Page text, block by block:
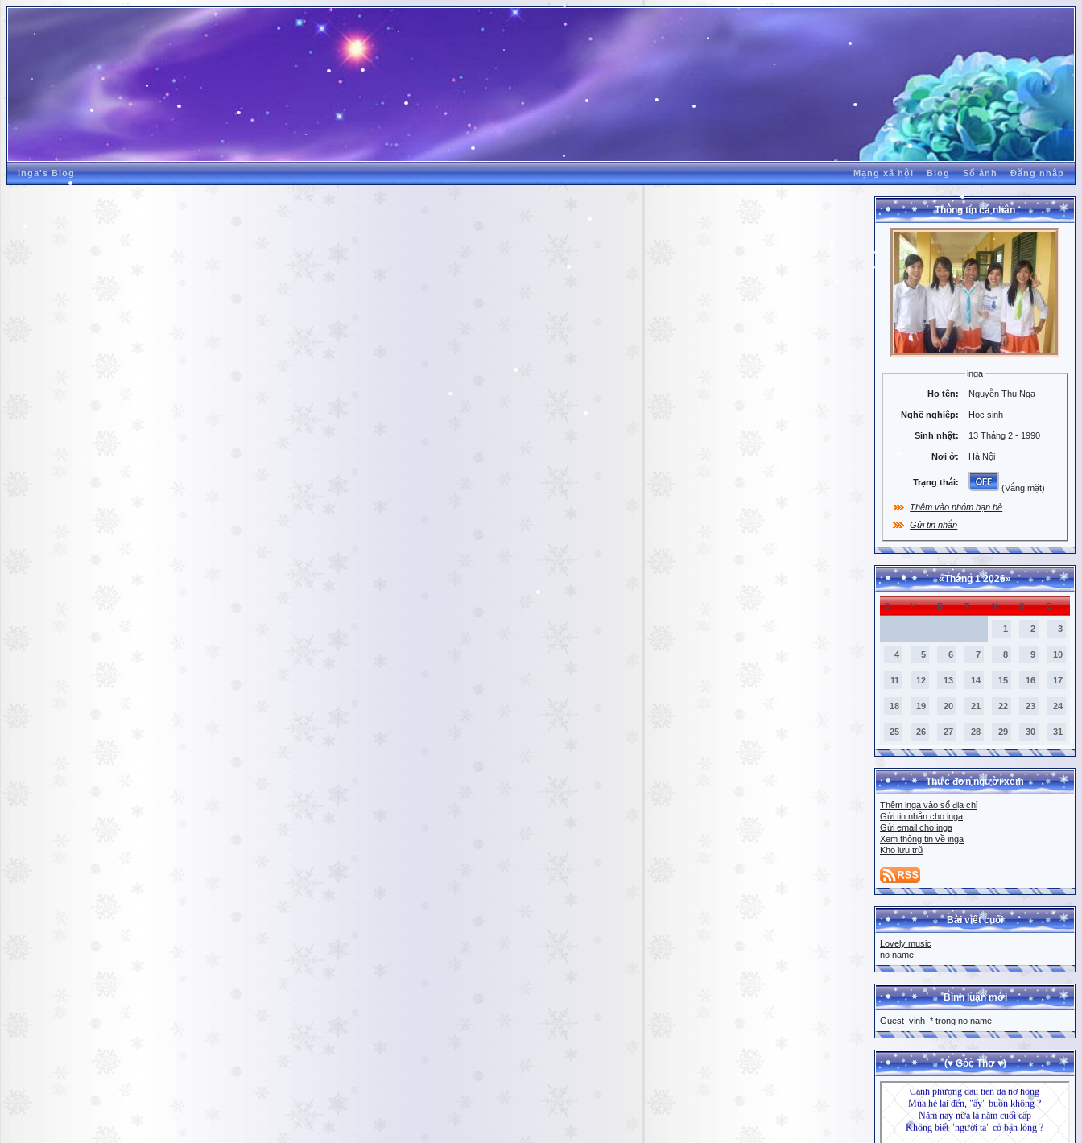
inga's Blog Mạng xã hội Blog Sổ ảnh Đăng nhập
Thông tin cá nhân
inga
Họ tên: Nguyễn Thu Nga
Nghề nghiệp: Học sinh
Sinh nhật: 13 Tháng 2 - 1990
Nơi ở: Hà Nội
Trạng thái:
(Vắng mặt)
Thêm vào nhóm bạn bè
Gửi tin nhắn
«Tháng 1 2026»
C H B T N S B
1 2 3
4 5 6 7 8 9 10
11 12 13 14 15 16 17
18 19 20 21 22 23 24
25 26 27 28 29 30 31
Thực đơn người xem
Thêm inga vào sổ địa chỉ
Gửi tin nhắn cho inga
Gửi email cho inga
Xem thông tin về inga
Kho lưu trữ
Bài viết cuối
Lovely music
no name
Bình luận mới
Guest_vinh_* trong no name
(♥ Góc Thơ ♥)